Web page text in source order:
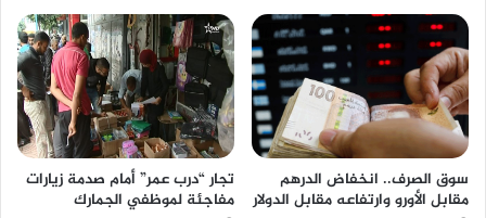
سوق الصرف.. انخفاض الدرهم
مقابل الأورو وارتفاعه مقابل الدولار
تجار “درب عمر” أمام صدمة زيارات
مفاجئة لموظفي الجمارك